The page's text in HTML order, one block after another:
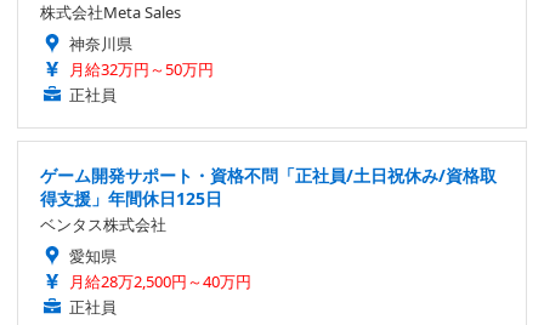
株式会社Meta Sales
神奈川県
月給32万円～50万円
正社員
ゲーム開発サポート・資格不問「正社員/土日祝休み/資格取
得支援」年間休日125日
ベンタス株式会社
愛知県
月給28万2,500円～40万円
正社員